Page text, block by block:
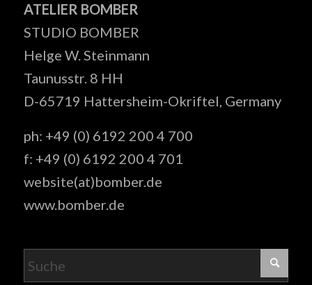
ATELIER BOMBER
STUDIO BOMBER
Helge W. Steinmann
Taunusstr. 8 HH
D-65719 Hattersheim-Okriftel, Germany
ph: +49 (0) 6192 200 4 700
f: +49 (0) 6192 200 4 701
website(at)bomber.de
www.bomber.de